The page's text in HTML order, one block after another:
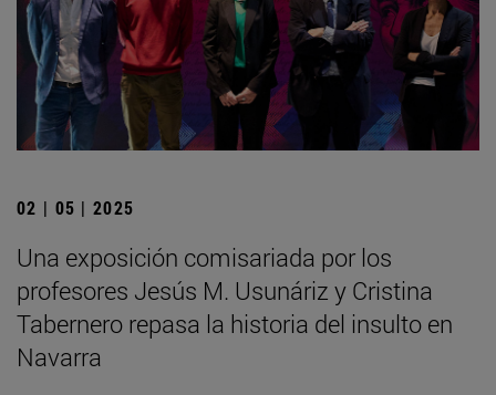
02 | 05 | 2025
Una exposición comisariada por los
profesores Jesús M. Usunáriz y Cristina
Tabernero repasa la historia del insulto en
Navarra